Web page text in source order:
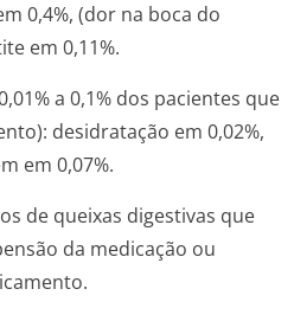
0,4%, (dor na boca do
em 0,11%.
a 0,1% dos pacientes que
desidratação em 0,02%,
em 0,07%.
de queixas digestivas que
da medicação ou